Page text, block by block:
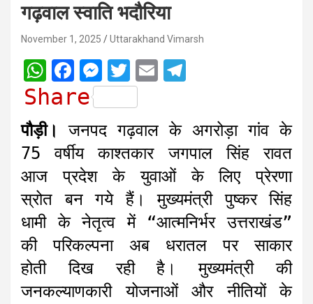
गढ़वाल स्वाति भदौरिया
November 1, 2025 Uttarakhand Vimarsh
W
h
t
s
A
p
p
F
a
e
b
o
o
k
M
e
s
s
e
n
g
e
r
T
w
i
t
t
e
r
E
i
l
e
g
r
a
m
Share
पौड़ी।
जनपद गढ़वाल के अगरोड़ा गांव के
75 वर्षीय काश्तकार जगपाल सिंह रावत
आज प्रदेश के युवाओं के लिए प्रेरणा
स्रोत बन गये हैं। मुख्यमंत्री पुष्कर सिंह
धामी के नेतृत्व में “आत्मनिर्भर उत्तराखंड”
की परिकल्पना अब धरातल पर साकार
होती दिख रही है। मुख्यमंत्री की
जनकल्याणकारी योजनाओं और नीतियों के